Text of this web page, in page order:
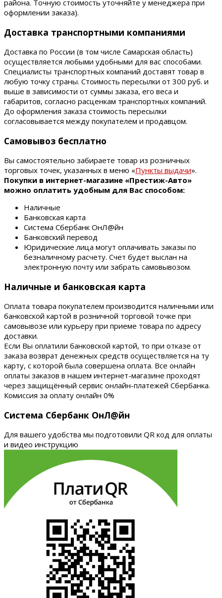
района. Точную стоимость уточняйте у менеджера при
оформлении заказа).
Доставка транспортными компаниями
Доставка по России (в том числе Самарская область)
осуществляется любыми удобными для вас способами.
Специалисты транспортных компаний доставят товар в
любую точку страны. Стоимость пересылки от 300 руб. и
выше в зависимости от суммы заказа, его веса и
габаритов, согласно расценкам транспортных компаний.
До оформления заказа стоимость пересылки
согласовывается между покупателем и продавцом.
Самовывоз бесплатно
Вы самостоятельно забираете товар из розничных
торговых точек, указанных в меню «Пункты выдачи».
Покупки в интернет-магазине «Престиж-Авто»
можно оплатить удобным для Вас способом:
Наличные
Банковская карта
Система Сбербанк ОнЛ@йн
Банковский перевод
Юридические лица могут оплачивать заказы по
безналичному расчету. Счет будет выслан на
электронную почту или забрать самовывозом.
Наличные и банковская карта
Оплата товара покупателем производится наличными или
банковской картой в розничной торговой точке при
самовывозе или курьеру при приеме товара по адресу
доставки.
Если Вы оплатили банковской картой, то при отказе от
заказа возврат денежных средств осуществляется на ту
карту, с которой была совершена оплата. Все онлайн
оплаты заказов в нашем интернет-магазине проходят
через защищённый сервис онлайн-платежей Сбербанка.
Комиссия за оплату онлайн 0%
Система Сбербанк ОнЛ@йн
Для вашего удобства мы подготовили QR код для оплаты
и видео инструкцию